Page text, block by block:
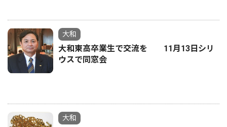
大和
大和東高卒業生で交流を 11月13日シリ
ウスで同窓会
大和